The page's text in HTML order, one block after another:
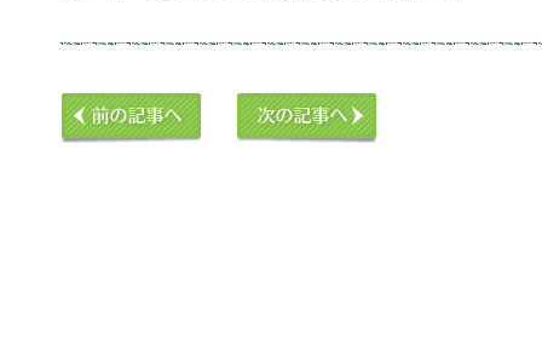
投稿ナビゲーション